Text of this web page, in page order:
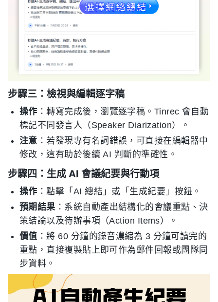
步驟三：檢視與編輯逐字稿
操作 ：轉寫完成後，瀏覽逐字稿。Tinrec 會自動
標記不同發言人（Speaker Diarization）。
注意 ：若發現專有名詞錯誤，可直接在編輯器中
修改，這有助於後續 AI 判斷的準確性。
步驟四：生成 AI 會議紀要與行動項
操作 ：點擊「AI 總結」或「生成紀要」按鈕。
預期結果：系統自動產出結構化的會議重點、決
策結論以及待辦事項（Action Items）。
價值 ：將 60 分鐘的錄音濃縮為 3 分鐘可讀完的
重點，直接複製貼上即可作為郵件回報或團隊同
步資料。